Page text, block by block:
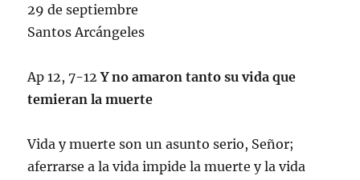
29 de septiembre
Santos Arcángeles
Ap 12, 7-12Y no amaron tanto su vida que
temieran la muerte
Vida y muerte son un asunto serio, Señor;
aferrarse a la vida impide la muerte y la vida